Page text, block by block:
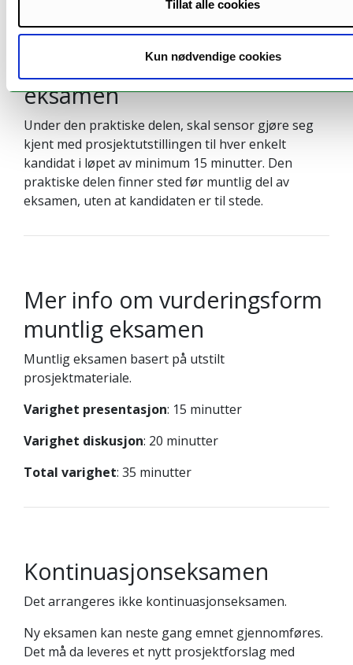
Tillat alle cookies
Kun nødvendige cookies
Mer info om praktisk
eksamen
Under den praktiske delen, skal sensor gjøre seg
kjent med prosjektutstillingen til hver enkelt
kandidat i løpet av minimum 15 minutter. Den
praktiske delen finner sted før muntlig del av
eksamen, uten at kandidaten er til stede.
Mer info om vurderingsform
muntlig eksamen
Muntlig eksamen basert på utstilt
prosjektmateriale.
Varighet presentasjon: 15 minutter
Varighet diskusjon: 20 minutter
Total varighet: 35 minutter
Kontinuasjonseksamen
Det arrangeres ikke kontinuasjonseksamen.
Ny eksamen kan neste gang emnet gjennomføres.
Det må da leveres et nytt prosjektforslag med